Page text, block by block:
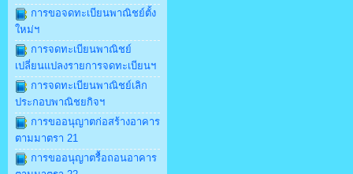
การขอจดทะเบียนพาณิชย์ตั้ง
ใหม่ฯ
การจดทะเบียนพาณิชย์
เปลี่ยนแปลงรายการจดทะเบียนฯ
การจดทะเบียนพาณิชย์เลิก
ประกอบพาณิชยกิจฯ
การขออนุญาตก่อสร้างอาคาร
ตามมาตรา 21
การขออนุญาตรื้อถอนอาคาร